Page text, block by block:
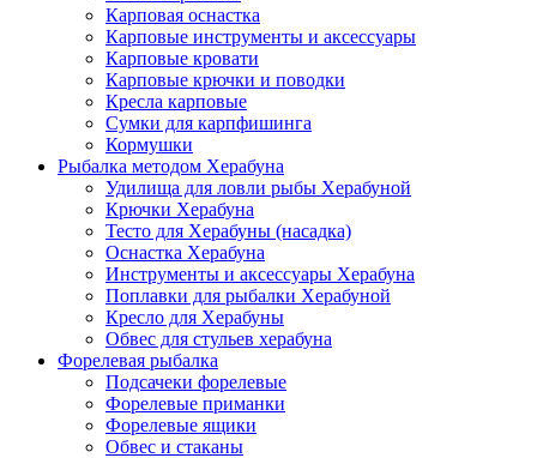
Карповая оснастка
Карповые инструменты и аксессуары
Карповые кровати
Карповые крючки и поводки
Кресла карповые
Сумки для карпфишинга
Кормушки
Рыбалка методом Херабуна
Удилища для ловли рыбы Херабуной
Крючки Херабуна
Тесто для Херабуны (насадка)
Оснастка Херабуна
Инструменты и аксессуары Херабуна
Поплавки для рыбалки Херабуной
Кресло для Херабуны
Обвес для стульев херабуна
Форелевая рыбалка
Подсачеки форелевые
Форелевые приманки
Форелевые ящики
Обвес и стаканы